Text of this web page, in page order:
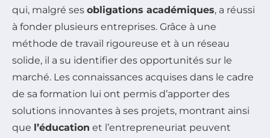
qui, malgré ses obligations académiques, a réussi
à fonder plusieurs entreprises. Grâce à une
méthode de travail rigoureuse et à un réseau
solide, il a su identifier des opportunités sur le
marché. Les connaissances acquises dans le cadre
de sa formation lui ont permis d’apporter des
solutions innovantes à ses projets, montrant ainsi
que l’éducation et l’entrepreneuriat peuvent